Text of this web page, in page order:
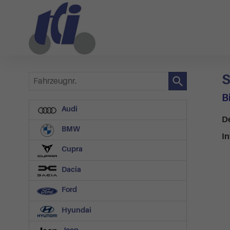
Fahrzeugnr.
Audi
BMW
Cupra
Dacia
Ford
Hyundai